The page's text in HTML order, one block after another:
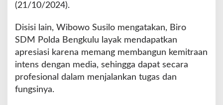
(21/10/2024).
Disisi lain, Wibowo Susilo mengatakan, Biro
SDM Polda Bengkulu layak mendapatkan
apresiasi karena memang membangun kemitraan
intens dengan media, sehingga dapat secara
profesional dalam menjalankan tugas dan
fungsinya.